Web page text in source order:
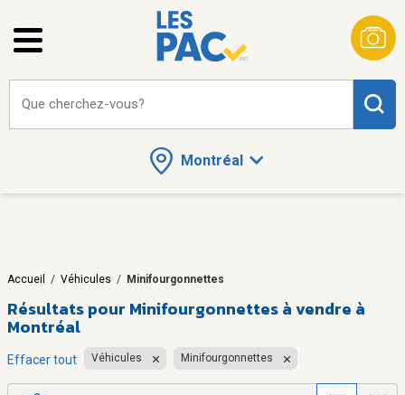
Montréal
Que cherchez-vous?
Accueil / Véhicules / Minifourgonnettes
Résultats pour Minifourgonnettes à vendre à
Montréal
Effacer tout Véhicules Minifourgonnettes